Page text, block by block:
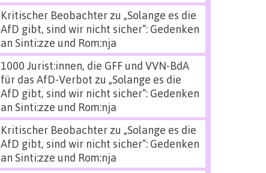
Kritischer Beobachterzu „Solange es die
AfD gibt, sind wir nicht sicher“: Gedenken
an Sinti:zze und Rom:nja
1000 Jurist:innen, die GFF und VVN-BdA
für das AfD-Verbot zu „Solange es die
AfD gibt, sind wir nicht sicher“: Gedenken
an Sinti:zze und Rom:nja
Kritischer Beobachterzu „Solange es die
AfD gibt, sind wir nicht sicher“: Gedenken
an Sinti:zze und Rom:nja